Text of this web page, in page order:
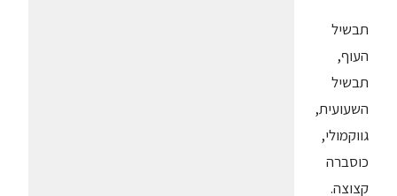
תבשיל
העוף,
תבשיל
השעועית,
גווקמולי,
כוסברה
קצוצה.